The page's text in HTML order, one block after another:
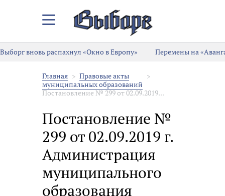
Закрыть/
меню
Выборг вновь распахнул «Окно в Европу»
Перемены на
Главная
Правовые акты
муниципальных образований
Постановление № 299 от 02.09.2019...
Постановление №
299 от 02.09.2019 г.
Администрация
муниципального
образования